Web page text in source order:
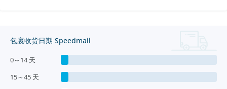
包裹收货日期 Speedmail
0～14 天
15～45 天